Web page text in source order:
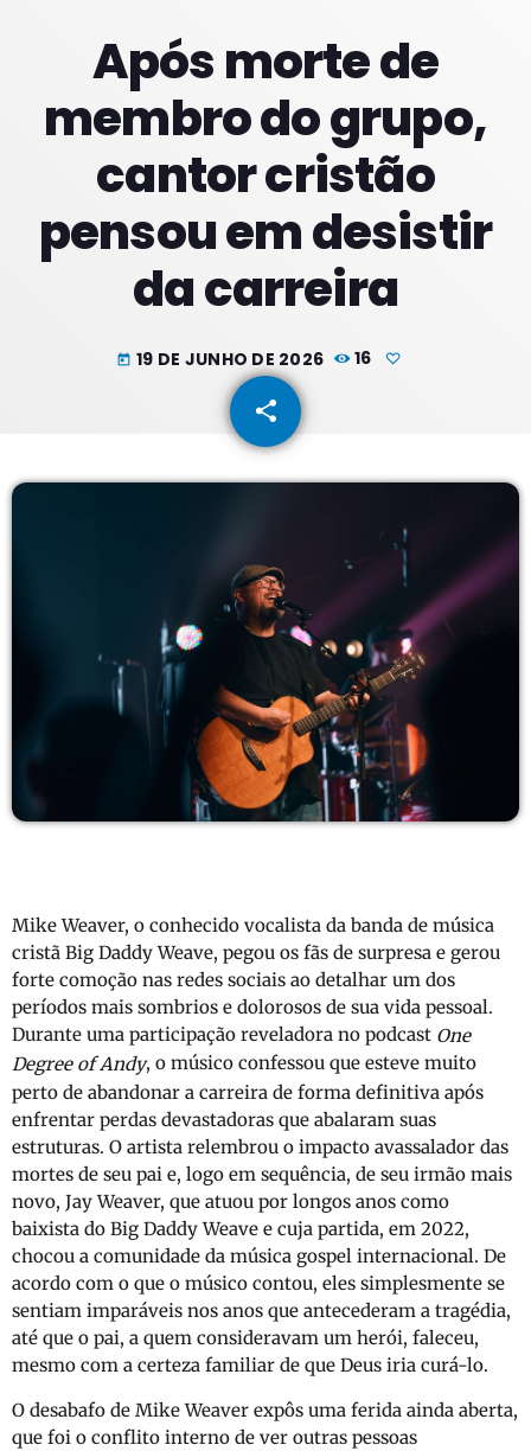
PROXIMOS PROGRAMAS
Madrugadas
COM PATRICIA
02:00 - 05:59
Manhãs
COM SUZZYE
06:00 - 09:59
Meio Dia
10:00 - 13:59
Após morte de
membro do grupo,
cantor cristão
pensou em desistir
da carreira
today 19 DE JUNHO DE 2026 16
share
email
Mike Weaver, o conhecido vocalista da banda de música
cristã Big Daddy Weave, pegou os fãs de surpresa e gerou
forte comoção nas redes sociais ao detalhar um dos
períodos mais sombrios e dolorosos de sua vida pessoal.
Durante uma participação reveladora no podcast One
Degree of Andy, o músico confessou que esteve muito
perto de abandonar a carreira de forma definitiva após
enfrentar perdas devastadoras que abalaram suas
estruturas. O artista relembrou o impacto avassalador das
mortes de seu pai e, logo em sequência, de seu irmão mais
novo, Jay Weaver, que atuou por longos anos como
baixista do Big Daddy Weave e cuja partida, em 2022,
chocou a comunidade da música gospel internacional. De
acordo com o que o músico contou, eles simplesmente se
sentiam imparáveis nos anos que antecederam a tragédia,
até que o pai, a quem consideravam um herói, faleceu,
mesmo com a certeza familiar de que Deus iria curá-lo.
O desabafo de Mike Weaver expôs uma ferida ainda aberta,
que foi o conflito interno de ver outras pessoas